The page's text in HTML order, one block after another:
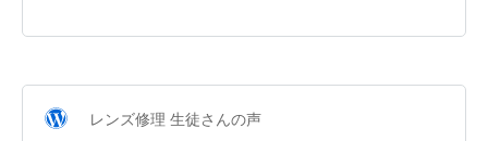
レンズ修理 生徒さんの声